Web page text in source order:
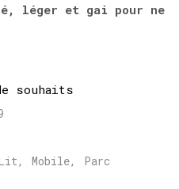
léger et gai pour ne
souhaits
, Mobile, Parc